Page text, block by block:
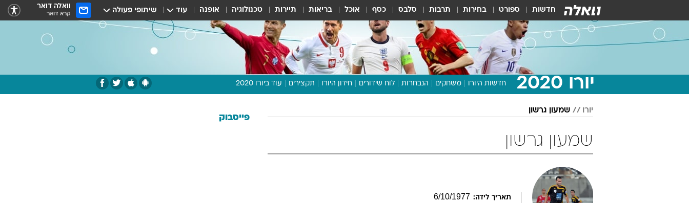
חדשות ספורט בחירות תרבות סלבס כסף אוכל בריאות תיירות טכנולוגיה אופנה עוד שיתופי פעולה וואלה דואר
קרא דואר
יורו 2020 חדשות היורו משחקים הנבחרות לוח שידורים חידון היורו תקצירים עוד ביורו 2020
תכנית היורו
יורו שמעון גרשון
שמעון גרשון
תאריך לידה: 6/10/1977
פייסבוק